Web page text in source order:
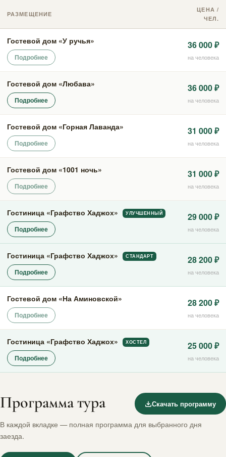
РАЗМЕЩЕНИЕ
ЦЕНА /
ЧЕЛ.
Гостевой дом «У ручья»
Подробнее
36 000 ₽
на человека
Гостевой дом «Любава»
Подробнее
36 000 ₽
на человека
Гостевой дом «Горная Лаванда»
Подробнее
31 000 ₽
на человека
Гостевой дом «1001 ночь»
Подробнее
31 000 ₽
на человека
Гостиница «Графство Хаджох» УЛУЧШЕННЫЙ
Подробнее
29 000 ₽
на человека
Гостиница «Графство Хаджох» СТАНДАРТ
Подробнее
28 200 ₽
на человека
Гостевой дом «На Аминовской»
Подробнее
28 200 ₽
на человека
Гостиница «Графство Хаджох» ХОСТЕЛ
Подробнее
25 000 ₽
на человека
Программа тура Скачать программу
В каждой вкладке — полная программа для выбранного дня
заезда.